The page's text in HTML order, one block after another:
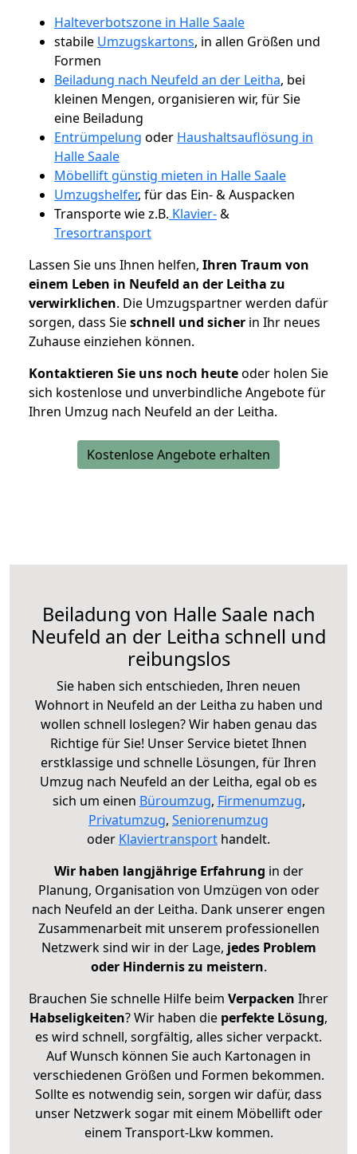
Halteverbotszone in Halle Saale
stabile Umzugskartons, in allen Größen und
Formen
Beiladung nach Neufeld an der Leitha, bei
kleinen Mengen, organisieren wir, für Sie
eine Beiladung
Entrümpelung oder Haushaltsauflösung in
Halle Saale
Möbellift günstig mieten in Halle Saale
Umzugshelfer, für das Ein- & Auspacken
Transporte wie z.B. Klavier-&
Tresortransport
Lassen Sie uns Ihnen helfen, Ihren Traum von
einem Leben in Neufeld an der Leitha zu
verwirklichen. Die Umzugspartner werden dafür
sorgen, dass Sieschnell und sicher in Ihr neues
Zuhause einziehen können.
Kontaktieren Sie uns noch heuteoder holen Sie
sich kostenlose und unverbindliche Angebote für
Ihren Umzug nach Neufeld an der Leitha.
Kostenlose Angebote erhalten
Beiladung von Halle Saale nach
Neufeld an der Leitha schnell und
reibungslos
Sie haben sich entschieden, Ihren neuen
Wohnort in Neufeld an der Leitha zu haben und
wollen schnell loslegen? Wir haben genau das
Richtige für Sie! Unser Service bietet Ihnen
erstklassige und schnelle Lösungen, für Ihren
Umzug nach Neufeld an der Leitha, egal ob es
sich um einen Büroumzug, Firmenumzug,
Privatumzug, Seniorenumzug
oder Klaviertransport handelt.
Wir haben langjährige Erfahrung in der
Planung, Organisation von Umzügen von oder
nach Neufeld an der Leitha. Dank unserer engen
Zusammenarbeit mit unserem professionellen
Netzwerk sind wir in der Lage, jedes Problem
oder Hindernis zu meistern.
Brauchen Sie schnelle Hilfe beim Verpacken Ihrer
Habseligkeiten? Wir haben die perfekte Lösung,
es wird schnell, sorgfältig, alles sicher verpackt.
Auf Wunsch können Sie auch Kartonagen in
verschiedenen Größen und Formen bekommen.
Sollte es notwendig sein, sorgen wir dafür, dass
unser Netzwerk sogar mit einem Möbellift oder
einem Transport-Lkw kommen.